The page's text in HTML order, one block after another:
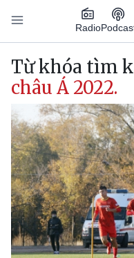
Nhảy đến nội dung
Radio
Main navigation
Từ khóa tìm
châu Á 2022.